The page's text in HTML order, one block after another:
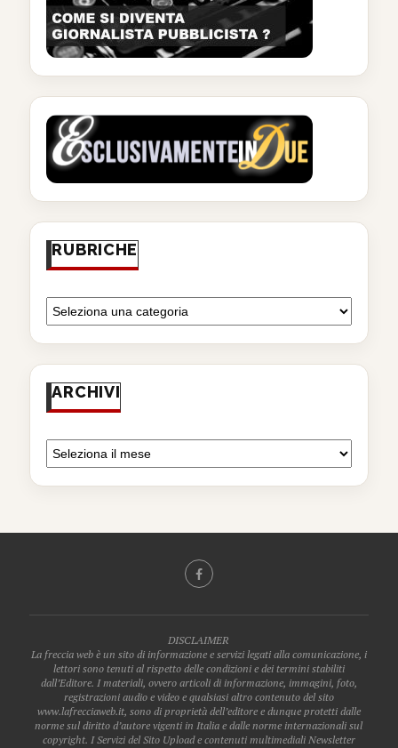
RUBRICHE
ARCHIVI
DISCLAIMER
La freccia web è un sito di informazione e servizi legati alla comunicazione, i
lettori sono tenuti al rispetto delle condizioni e dei termini stabiliti
dall’Editore. I materiali, ovvero articoli di informazione, immagini, foto,
registrazioni audio e video e qualsiasi altro contenuto del sito
www.lafrecciaweb.it, sono di proprietà dell’editore e dunque protetti dalle
norme sul diritto d’autore vigenti in Italia e dalle norme internazionali sul
copyright. I Servizi del Sito Upload e contenuti multimediali Newsletter